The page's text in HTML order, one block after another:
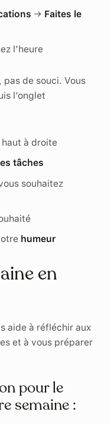
→ Faites le
l’heure
de souci. Vous
l’onglet
à droite
tâches
souhaitez
humeur
en
aide à réfléchir aux
et à vous préparer
pour le
semaine :